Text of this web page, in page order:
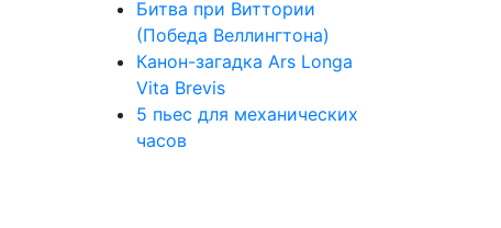
Битва при Виттории
(Победа Веллингтона)
Канон-загадка Ars Longa
Vita Brevis
5 пьес для механических
часов